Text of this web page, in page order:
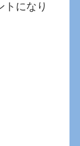
トになり